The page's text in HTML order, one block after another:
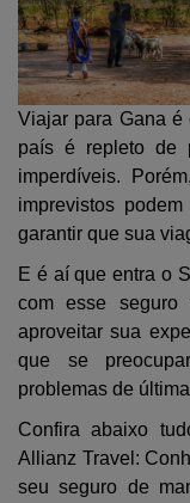
VIAGEM
SAÚDE E
CUIDADOS
ATENDIMENTO
MINHA
Viajar para Gana é
país é repleto de
imperdíveis.
imprevistos
garantir que sua
E é aí que entra o
com esse seguro
aproveitar sua
que se
problemas de
Confira abaixo
Allianz Travel:
seu seguro de